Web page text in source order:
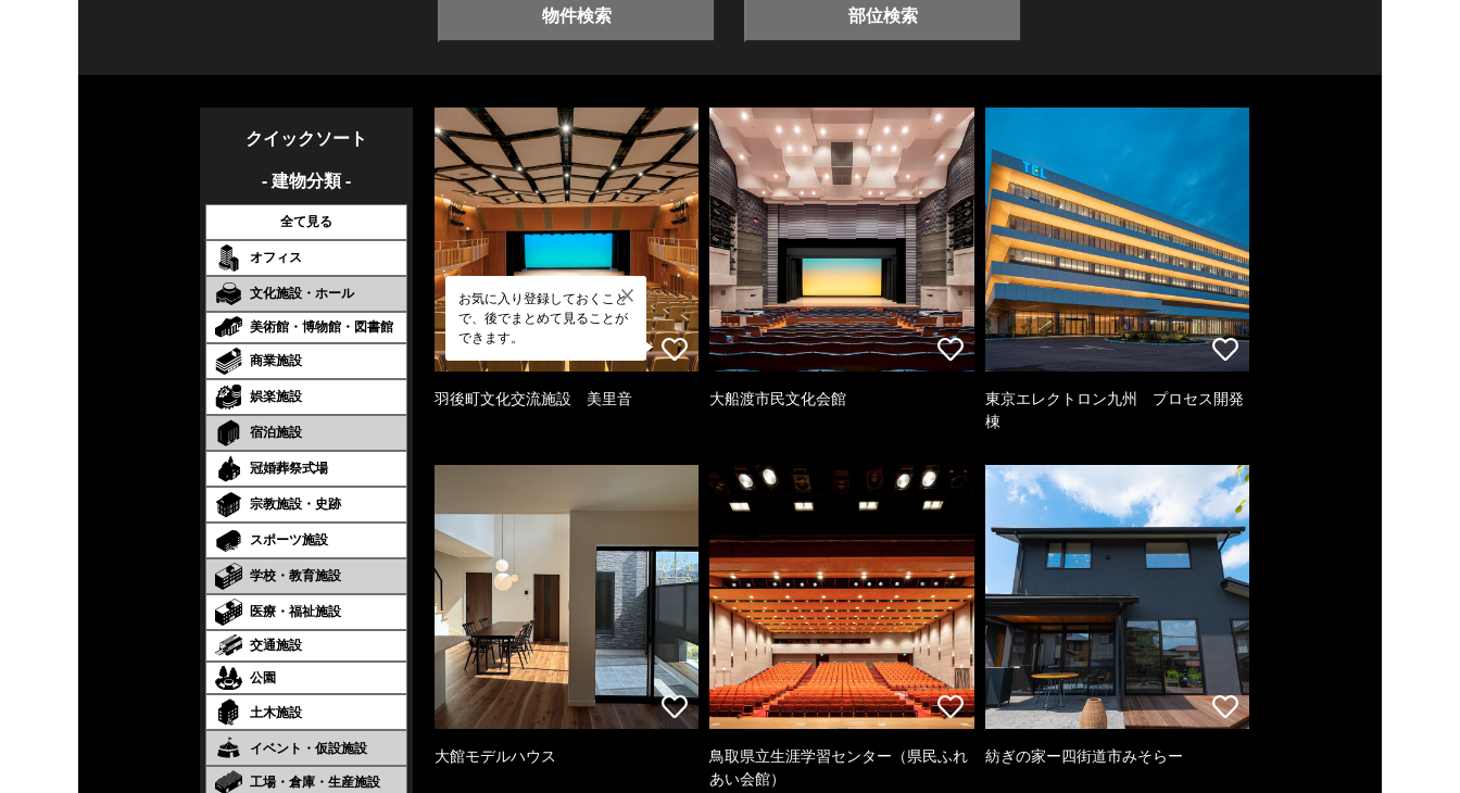
物件検索 部位検索
クイックソート
- 建物分類 -
全て見る
オフィス
文化施設・ホール
美術館・博物館・図書館
商業施設
娯楽施設
宿泊施設
冠婚葬祭式場
宗教施設・史跡
スポーツ施設
学校・教育施設
医療・福祉施設
交通施設
公園
土木施設
イベント・仮設施設
工場・倉庫・生産施設
お気に入り登録しておくこと
で、後でまとめて見ることが
できます。
羽後町文化交流施設 美里音 大船渡市民文化会館
東京エレクトロン九州 プロセス開発
棟
大館モデルハウス
鳥取県立生涯学習センター（県民ふれ
あい会館）
紡ぎの家ー四街道市みそらー